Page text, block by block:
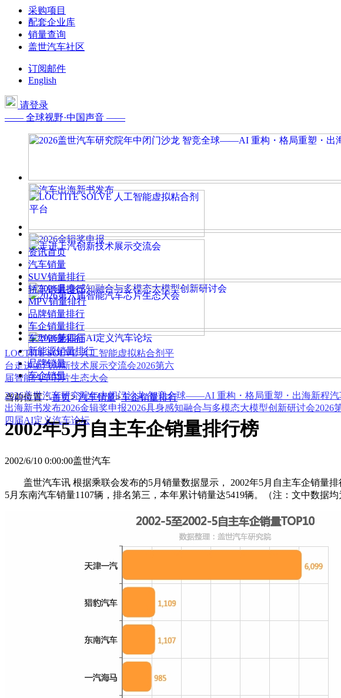
采购项目
配套企业库
销量查询
盖世汽车社区
订阅邮件
English
请登录
—— 全球视野·中国声音 ——
2026盖世汽车研究院年中闭门沙龙 智竞全球——AI 重构・格局重塑・出海新程汽
出海新书发布2026金辑奖申报2026具身感知融合与多模态大模型创新研讨会2026
四届AI定义汽车论坛
LOCTITE SOLVE 人工智能虚拟粘合剂平
台走进上汽创新技术展示交流会2026第六
届智能汽车芯片生态大会
资讯首页
汽车销量
SUV销量排行
轿车销量排行
MPV销量排行
品牌销量排行
车企销量排行
车型销量排行
新能源销量排行
品牌销量
车企销量
当前位置：首页>汽车销量>车企销量排行
2002年5月自主车企销量排行榜
2002/6/10 0:00:00盖世汽车
盖世汽车讯 根据乘联会发布的5月销量数据显示， 2002年5月自主车企销量
5月东南汽车销量1107辆，排名第三，本年累计销量达5419辆。（注：文中数据均